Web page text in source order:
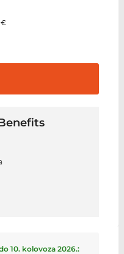
€
10. kolovoza 2026.: